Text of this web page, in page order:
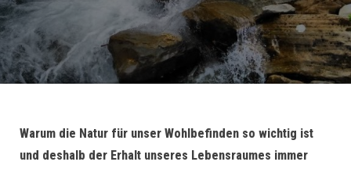
Warum die Natur für unser Wohlbefinden so wichtig ist
und deshalb der Erhalt unseres Lebensraumes immer